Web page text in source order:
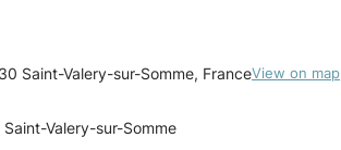
Saint-Valery-sur-Somme, FranceView on map
Valery-sur-Somme